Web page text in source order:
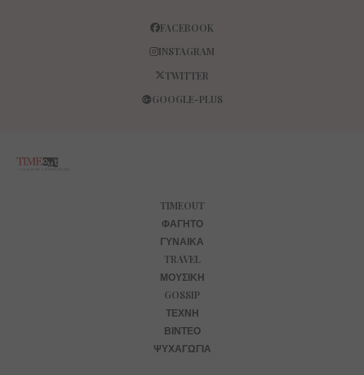
FACEBOOK
INSTAGRAM
TWITTER
GOOGLE-PLUS
TIMEOUT
ΦΑΓΗΤΌ
ΓΥΝΑΊΚΑ
TRAVEL
ΜΟΥΣΙΚΉ
GOSSIP
ΤΈΧΝΗ
ΒΊΝΤΕΟ
ΨΥΧΑΓΩΓΊΑ